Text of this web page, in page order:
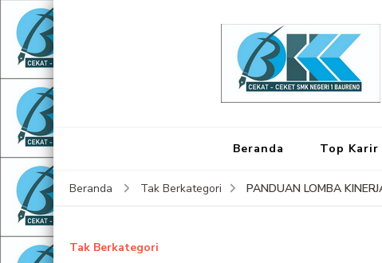
Beranda Top Karir
Beranda Tak Berkategori PANDUAN LOMBA
Tak Berkategori